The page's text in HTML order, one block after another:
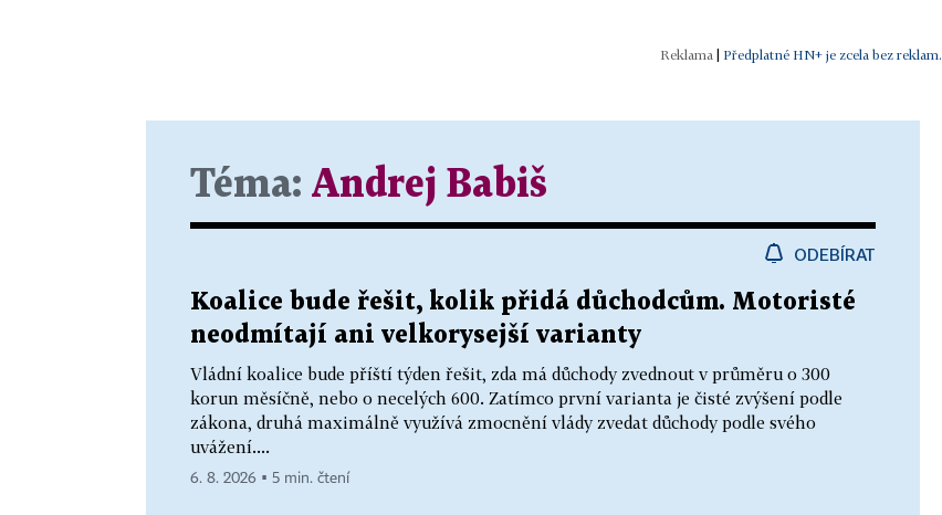
| Předplatné HN+ je zcela bez reklam.
Téma: Andrej Babiš
ODEBÍRAT
Koalice bude řešit, kolik přidá důchodcům. Motoristé
neodmítají ani velkorysejší varianty
Vládní koalice bude příští týden řešit, zda má důchody zvednout v průměru o 300
korun měsíčně, nebo o necelých 600. Zatímco první varianta je čisté zvýšení podle
zákona, druhá maximálně využívá zmocnění vlády zvedat důchody podle svého
uvážení....
6. 8. 2026 ▪ 5 min. čtení